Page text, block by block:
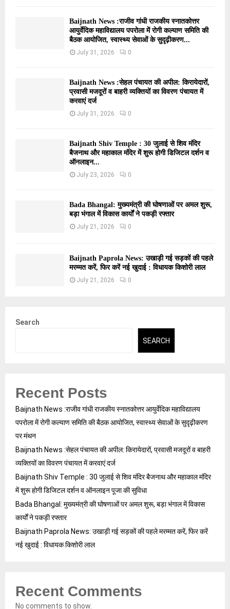
Baijnath News :राजीव गांधी राजकीय स्नातकोत्तर
आयुर्वेदिक महाविद्यालय पपरोला में रोगी कल्याण समिति की
बैठक आयोजित, स्वास्थ्य सेवाओं के सुदृढ़ीकरण...
July 31, 2026 0
Baijnath News :सेहल पंचायत की अपील: किरायेदारों,
प्रवासी मजदूरों व बाहरी व्यक्तियों का विवरण पंचायत में
करवाएं दर्ज
July 31, 2026 0
Baijnath Shiv Temple : 30 जुलाई से शिव मंदिर
बैजनाथ और महाकाल मंदिर में शुरू होगी डिजिटल दर्शन व
ऑनलाइन...
July 23, 2026 0
Bada Bhangal: मुख्यमंत्री की घोषणाओं पर अमल शुरू,
बड़ा भंगाल में विकास कार्यों ने पकड़ी रफ्तार
July 21, 2026 0
Baijnath Paprola News: उखाड़ी गई सड़कों की पहले
मरम्मत करें, फिर करें नई खुदाई : विधायक किशोरी लाल
July 21, 2026 0
Search
SEARCH
Recent Posts
Baijnath News :राजीव गांधी राजकीय स्नातकोत्तर आयुर्वेदिक महाविद्यालय
पपरोला में रोगी कल्याण समिति की बैठक आयोजित, स्वास्थ्य सेवाओं के सुदृढ़ीकरण
पर मंथन
Baijnath News :सेहल पंचायत की अपील: किरायेदारों, प्रवासी मजदूरों व बाहरी
व्यक्तियों का विवरण पंचायत में करवाएं दर्ज
Baijnath Shiv Temple : 30 जुलाई से शिव मंदिर बैजनाथ और महाकाल मंदिर
में शुरू होगी डिजिटल दर्शन व ऑनलाइन पूजा की सुविधा
Bada Bhangal: मुख्यमंत्री की घोषणाओं पर अमल शुरू, बड़ा भंगाल में विकास
कार्यों ने पकड़ी रफ्तार
Baijnath Paprola News: उखाड़ी गई सड़कों की पहले मरम्मत करें, फिर करें
नई खुदाई : विधायक किशोरी लाल
Recent Comments
No comments to show.